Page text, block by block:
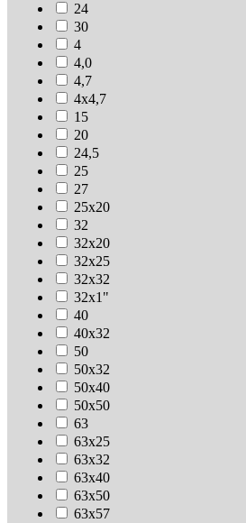
24
30
4
4,0
4,7
4х4,7
15
20
24,5
25
27
25х20
32
32х20
32х25
32х32
32х1"
40
40х32
50
50х32
50х40
50х50
63
63х25
63х32
63х40
63х50
63х57